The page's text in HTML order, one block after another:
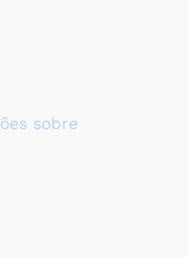
sobre